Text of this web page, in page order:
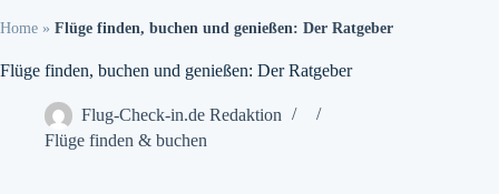
Home » Flüge finden, buchen und genießen: Der Ratgeber
Flüge finden, buchen und genießen: Der Ratgeber
Flug-Check-in.de Redaktion
Flüge finden & buchen